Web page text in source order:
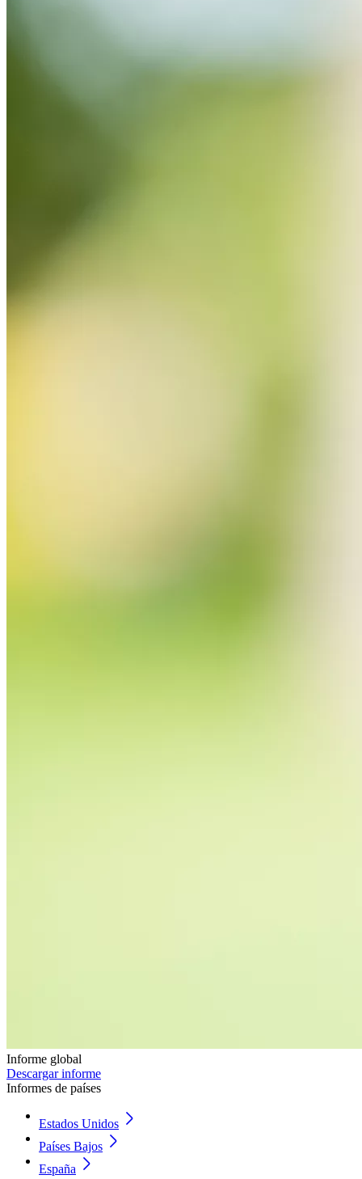
Informe global
Descargar informe
Informes de países
Estados Unidos
Países Bajos
España